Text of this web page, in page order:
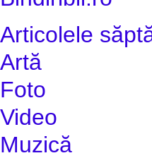
Articolele
Artă
Foto
Video
Muzică